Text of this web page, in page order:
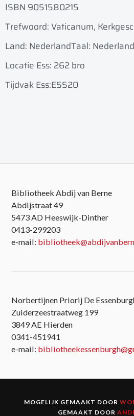
ISBN 9051580215
Trefwoord: Vaticanum,
Land: NederlandTaal:
Locatie Ess: 262 bro
Tijdvak Ess:ESS20
Bibliotheek Abdij van Berne
Abdijstraat 49
5473 AD Heeswijk-Dinther
0413-299203
e-mail:
Norbertijnen Priorij De
Zuiderzeestraatweg 199
3849 AE Hierden
0341-451941
e-mail:
MOGELIJK GEMAAKT DOOR
GEMAAKT DOOR